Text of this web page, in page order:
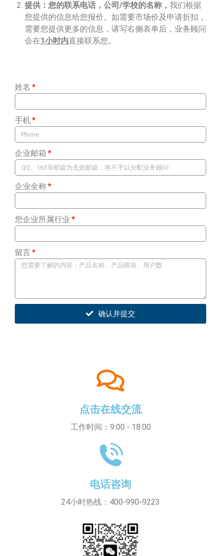
提供：您的联系电话，公司/学校的名称， 我们根据
您提供的信息给您报价。如需要市场价及申请折扣，
需要您提供更多的信息，请写右侧表单后，业务顾问
会在1小时内直接联系您。
姓名
手机
企业邮箱
企业全称
您企业所属行业
留言
确认并提交
点击在线交流
工作时间：9:00 - 18:00
电话咨询
24小时热线：400-990-9223